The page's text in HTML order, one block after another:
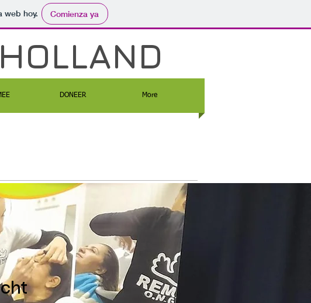
web hoy. Comienza ya
DONEER More